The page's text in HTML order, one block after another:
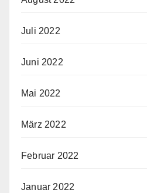
Juli 2022
Juni 2022
Mai 2022
März 2022
Februar 2022
Januar 2022